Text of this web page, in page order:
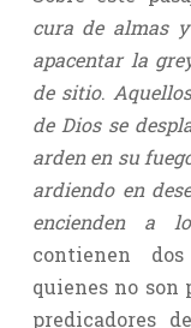
cura de almas
apacentar la
de sitio.
de Dios se
arden en su
ardiendo en
encienden a
contienen
quienes no son
predicadores